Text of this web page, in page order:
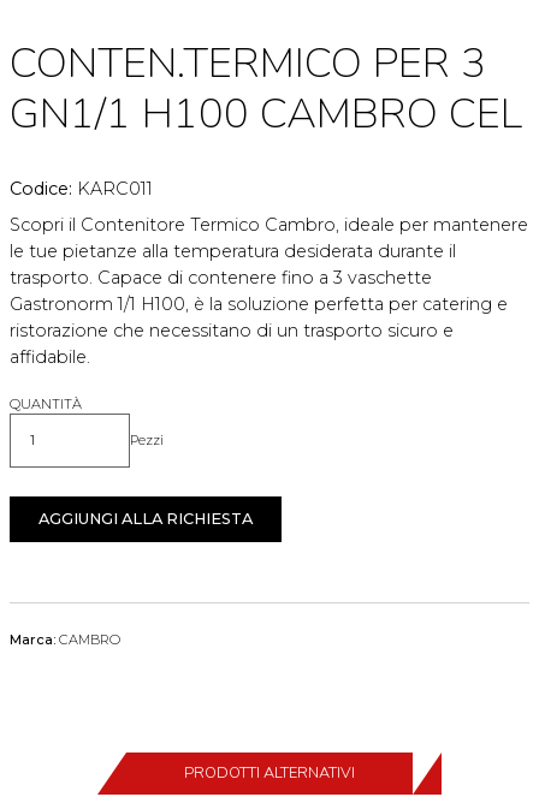
CONTEN.TERMICO PER 3
GN1/1 H100 CAMBRO CEL
Codice: KARC011
Scopri il Contenitore Termico Cambro, ideale per mantenere
le tue pietanze alla temperatura desiderata durante il
trasporto. Capace di contenere fino a 3 vaschette
Gastronorm 1/1 H100, è la soluzione perfetta per catering e
ristorazione che necessitano di un trasporto sicuro e
affidabile.
QUANTITÀ
Quantità Pezzi
AGGIUNGI ALLA RICHIESTA
Marca: CAMBRO
PRODOTTI ALTERNATIVI